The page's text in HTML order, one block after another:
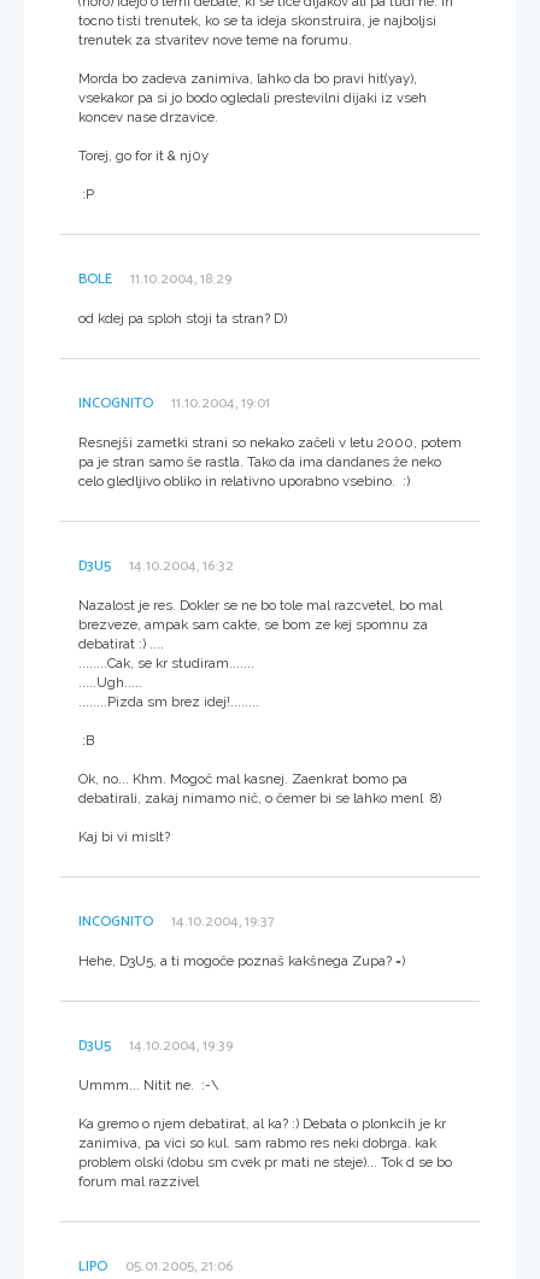
tocno tisti trenutek, ko se ta ideja skonstruira, je najboljsi
trenutek za stvaritev nove teme na forumu.
Morda bo zadeva zanimiva, lahko da bo pravi hit(yay),
vsekakor pa si jo bodo ogledali prestevilni dijaki iz vseh
koncev nase drzavice.
Torej, go for it & nj0y
:P
BOLE 11.10.2004, 18:29
od kdej pa sploh stoji ta stran? D)
INCOGNITO 11.10.2004, 19:01
Resnejši zametki strani so nekako začeli v letu 2000, potem
pa je stran samo še rastla. Tako da ima dandanes že neko
celo gledljivo obliko in relativno uporabno vsebino. :)
D3U5 14.10.2004, 16:32
Nazalost je res. Dokler se ne bo tole mal razcvetel, bo mal
brezveze, ampak sam cakte, se bom ze kej spomnu za
debatirat :) ....
........Cak, se kr studiram.......
.....Ugh.....
........Pizda sm brez idej!........
:B
Ok, no... Khm. Mogoč mal kasnej. Zaenkrat bomo pa
debatirali, zakaj nimamo nič, o čemer bi se lahko menl 8)
Kaj bi vi mislt?
INCOGNITO 14.10.2004, 19:37
Hehe, D3U5, a ti mogoče poznaš kakšnega Zupa? =)
D3U5 14.10.2004, 19:39
Ummm... Nitit ne. :-\
Ka gremo o njem debatirat, al ka? :) Debata o plonkcih je kr
zanimiva, pa vici so kul. sam rabmo res neki dobrga. kak
problem olski (dobu sm cvek pr mati ne steje)... Tok d se bo
forum mal razzivel
LIPO 05.01.2005, 21:06